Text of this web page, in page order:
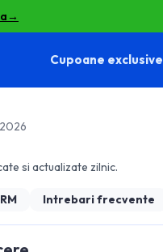
→
Cupoane exclusive
si actualizate zilnic.
Intrebari frecvente